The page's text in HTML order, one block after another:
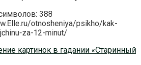
388
otnosheniya/psikho/kak-
za-12-minut/
картинок в гадании «Старинный